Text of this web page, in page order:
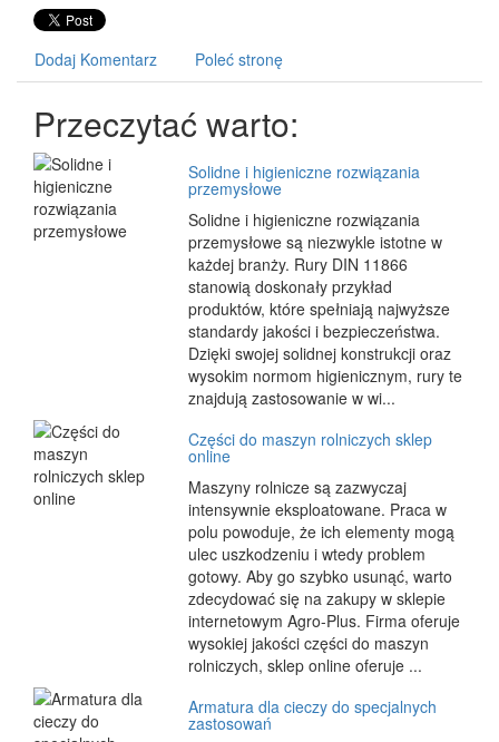
Dodaj Komentarz Poleć stronę
Przeczytać warto:
Solidne i higieniczne rozwiązania
przemysłowe
Solidne i higieniczne rozwiązania
przemysłowe są niezwykle istotne w
każdej branży. Rury DIN 11866
stanowią doskonały przykład
produktów, które spełniają najwyższe
standardy jakości i bezpieczeństwa.
Dzięki swojej solidnej konstrukcji oraz
wysokim normom higienicznym, rury te
znajdują zastosowanie w wi...
Części do maszyn rolniczych sklep
online
Maszyny rolnicze są zazwyczaj
intensywnie eksploatowane. Praca w
polu powoduje, że ich elementy mogą
ulec uszkodzeniu i wtedy problem
gotowy. Aby go szybko usunąć, warto
zdecydować się na zakupy w sklepie
internetowym Agro-Plus. Firma oferuje
wysokiej jakości części do maszyn
rolniczych, sklep online oferuje ...
Armatura dla cieczy do specjalnych
zastosowań